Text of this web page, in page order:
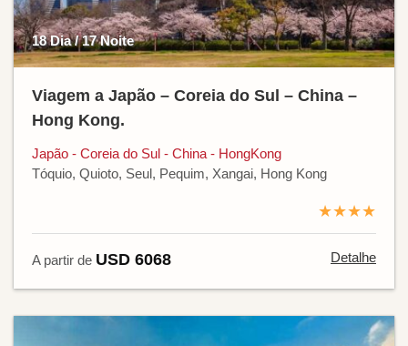
18 Dia / 17 Noite
Viagem a Japão – Coreia do Sul – China –
Hong Kong.
Japão - Coreia do Sul - China - HongKong
Tóquio, Quioto, Seul, Pequim, Xangai, Hong Kong
★★★★
A partir de USD 6068 Detalhe